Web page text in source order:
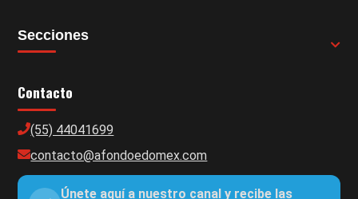
Secciones
Contacto
(55) 44041699
contacto@afondoedomex.com
Únete aquí a nuestro canal y recibe las